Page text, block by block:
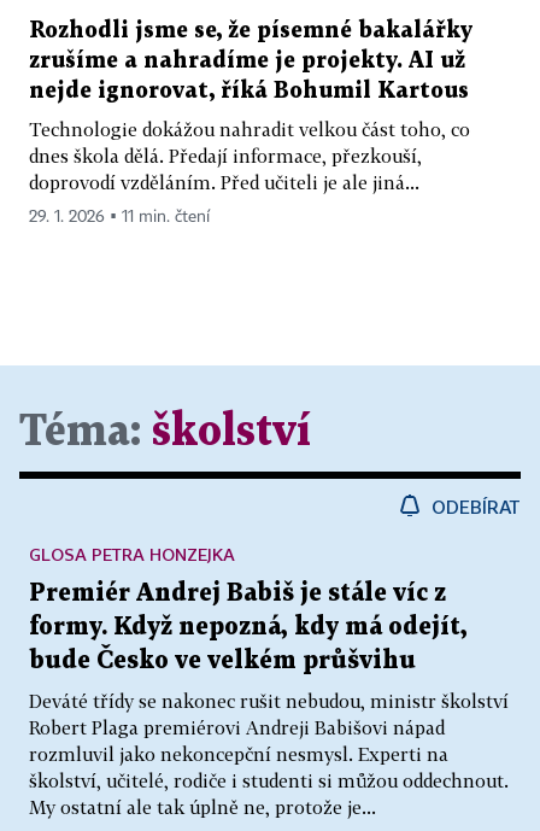
Rozhodli jsme se, že písemné bakalářky
zrušíme a nahradíme je projekty. AI už
nejde ignorovat, říká Bohumil Kartous
Technologie dokážou nahradit velkou část toho, co
dnes škola dělá. Předají informace, přezkouší,
doprovodí vzděláním. Před učiteli je ale jiná...
29. 1. 2026 ▪ 11 min. čtení
Téma: školství
ODEBÍRAT
Premiér Andrej Babiš je stále víc z
formy. Když nepozná, kdy má odejít,
bude Česko ve velkém průšvihu
Deváté třídy se nakonec rušit nebudou, ministr školství
Robert Plaga premiérovi Andreji Babišovi nápad
rozmluvil jako nekoncepční nesmysl. Experti na
školství, učitelé, rodiče i studenti si můžou oddechnout.
My ostatní ale tak úplně ne, protože je...
GLOSA PETRA HONZEJKA